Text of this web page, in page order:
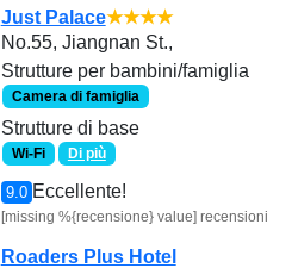
Just Palace★★★★
No.55, Jiangnan St.,
Strutture per bambini/famiglia
Camera di famiglia
Strutture di base
Wi-Fi Di più
9.0 Eccellente!
[missing %{recensione} value] recensioni
Roaders Plus Hotel